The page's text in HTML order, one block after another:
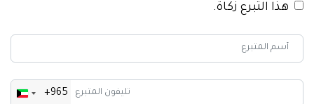
هذا التبرع زكاة.
Kuwait+965